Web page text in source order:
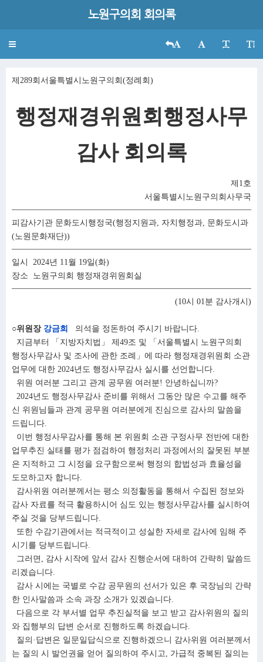
노원구의회 회의록
Toggle
제289회서울특별시노원구의회(정례회)
행정재경위원회행정사무
감사 회의록
제1호
서울특별시노원구의회사무국
피감사기관 문화도시행정국(행정지원과, 자치행정과, 문화도시과
(노원문화재단))
일시 2024년 11월 19일(화)
장소 노원구의회 행정재경위원회실
(10시 01분 감사개시)
○위원장 강금희
의석을 정돈하여 주시기 바랍니다.
지금부터 「지방자치법」 제49조 및 「서울특별시 노원구의회
행정사무감사 및 조사에 관한 조례」에 따라 행정재경위원회 소관
업무에 대한 2024년도 행정사무감사 실시를 선언합니다.
위원 여러분 그리고 관계 공무원 여러분! 안녕하십니까?
2024년도 행정사무감사 준비를 위해서 그동안 많은 수고를 해주
신 위원님들과 관계 공무원 여러분에게 진심으로 감사의 말씀을
드립니다.
이번 행정사무감사를 통해 본 위원회 소관 구정사무 전반에 대한
업무추진 실태를 평가 점검하여 행정처리 과정에서의 잘못된 부분
은 지적하고 그 시정을 요구함으로써 행정의 합법성과 효율성을
도모하고자 합니다.
감사위원 여러분께서는 평소 의정활동을 통해서 수집된 정보와
감사 자료를 적극 활용하시어 심도 있는 행정사무감사를 실시하여
주실 것을 당부드립니다.
또한 수감기관에서는 적극적이고 성실한 자세로 감사에 임해 주
시기를 당부드립니다.
그러면, 감사 시작에 앞서 감사 진행순서에 대하여 간략히 말씀드
리겠습니다.
감사 시에는 국별로 수감 공무원의 선서가 있은 후 국장님의 간략
한 인사말씀과 소속 과장 소개가 있겠습니다.
다음으로 각 부서별 업무 추진실적을 보고 받고 감사위원의 질의
와 집행부의 답변 순서로 진행하도록 하겠습니다.
질의·답변은 일문일답식으로 진행하겠으니 감사위원 여러분께서
는 질의 시 발언권을 얻어 질의하여 주시고, 가급적 중복된 질의는